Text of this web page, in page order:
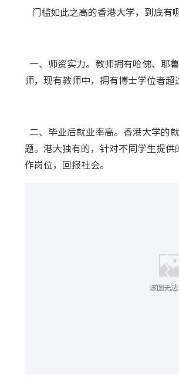
门槛如此之高的香港大学，到底有
一、师资实力。教师拥有哈佛、耶
师，现有教师中，拥有博士学位者超
二、毕业后就业率高。香港大学的
题。港大独有的，针对不同学生提
作岗位，回报社会。